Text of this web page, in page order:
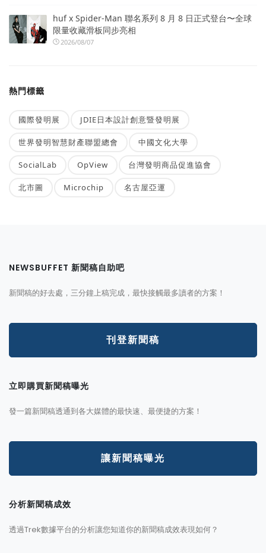
huf x Spider-Man 聯名系列 8 月 8 日正式登台〜全球
限量收藏滑板同步亮相
2026/08/07
熱門標籤
國際發明展 JDIE日本設計創意暨發明展
世界發明智慧財產聯盟總會 中國文化大學
SocialLab OpView 台灣發明商品促進協會
北市圖 Microchip 名古屋亞運
NEWSBUFFET 新聞稿自助吧
新聞稿的好去處，三分鐘上稿完成，最快接觸最多讀者的方案！
刊登新聞稿
立即購買新聞稿曝光
發一篇新聞稿透通到各大媒體的最快速、最便捷的方案！
讓新聞稿曝光
分析新聞稿成效
透過Trek數據平台的分析讓您知道你的新聞稿成效表現如何？